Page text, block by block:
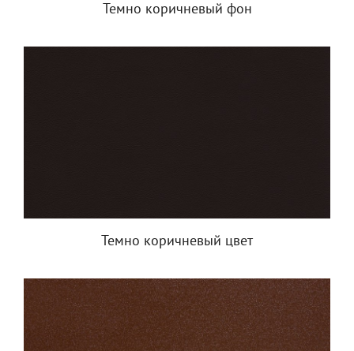
Темно коричневый фон
Темно коричневый цвет